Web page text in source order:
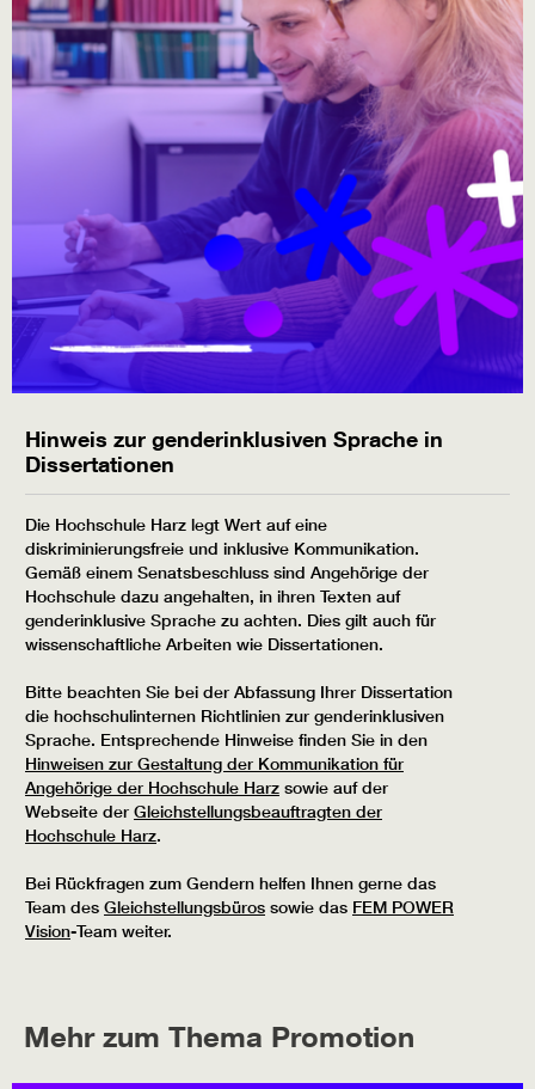
Hinweis zur genderinklusiven Sprache in
Dissertationen
Die Hochschule Harz legt Wert auf eine
diskriminierungsfreie und inklusive Kommunikation.
Gemäß einem Senatsbeschluss sind Angehörige der
Hochschule dazu angehalten, in ihren Texten auf
genderinklusive Sprache zu achten. Dies gilt auch für
wissenschaftliche Arbeiten wie Dissertationen.
Bitte beachten Sie bei der Abfassung Ihrer Dissertation
die hochschulinternen Richtlinien zur genderinklusiven
Sprache. Entsprechende Hinweise finden Sie in den
Hinweisen zur Gestaltung der Kommunikation für
Angehörige der Hochschule Harz sowie auf der
Webseite der Gleichstellungsbeauftragten der
Hochschule Harz.
Bei Rückfragen zum Gendern helfen Ihnen gerne das
Team des Gleichstellungsbüros sowie das FEM POWER
Vision-Team weiter.
Mehr zum Thema Promotion